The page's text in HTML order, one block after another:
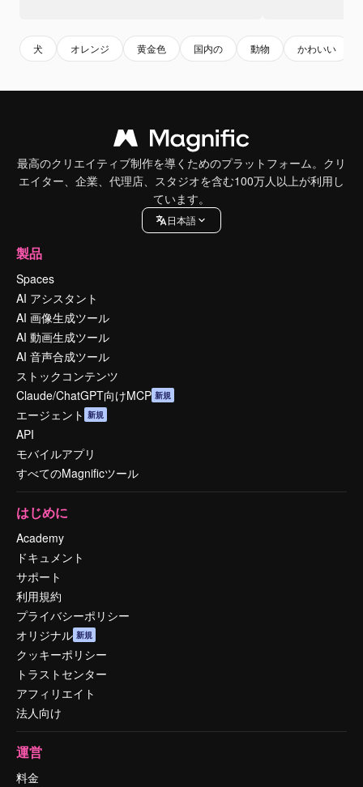
犬 オレンジ 黄金色 国内の 動物 かわいい
最高のクリエイティブ制作を導くためのプラットフォーム。クリ
エイター、企業、代理店、スタジオを含む100万人以上が利用し
ています。
日本語
製品
Spaces
AI アシスタント
AI 画像生成ツール
AI 動画生成ツール
AI 音声合成ツール
ストックコンテンツ
Claude/ChatGPT向けMCP 新規
エージェント 新規
API
モバイルアプリ
すべてのMagnificツール
はじめに
Academy
ドキュメント
サポート
利用規約
プライバシーポリシー
オリジナル 新規
クッキーポリシー
トラストセンター
アフィリエイト
法人向け
運営
料金